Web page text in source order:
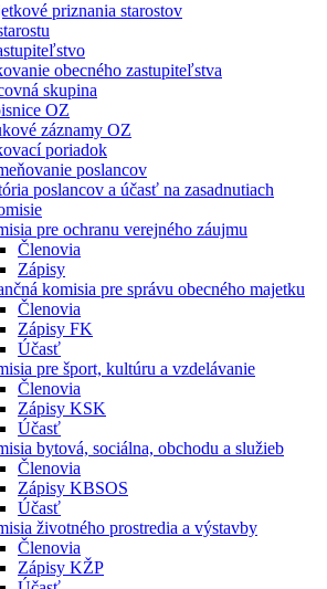
priznania starostov
obecného zastupiteľstva
skupina
OZ
záznamy OZ
poriadok
poslancov
poslancov a účasť na zasadnutiach
pre ochranu verejného záujmu
Členovia
Zápisy
komisia pre správu obecného majetku
Členovia
Zápisy FK
Účasť
pre šport, kultúru a vzdelávanie
Členovia
Zápisy KSK
Účasť
bytová, sociálna, obchodu a služieb
Členovia
Zápisy KBSOS
Účasť
životného prostredia a výstavby
Členovia
Zápisy KŽP